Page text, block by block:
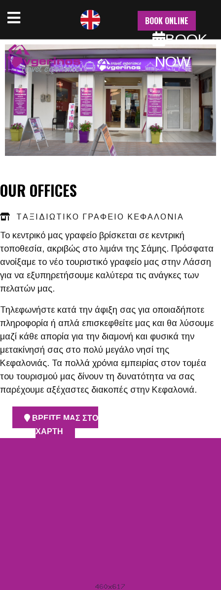
BOOK ONLINE
BOOK
NOW
OUR OFFICES
ΤAΞΙΔΙΩΤΙΚΟ ΓΡΑΦΕΙΟ ΚΕΦΑΛΟΝΙΑ
Το κεντρικό μας γραφείο βρίσκεται σε κεντρική
τοποθεσία, ακριβώς στο λιμάνι της Σάμης. Πρόσφατα
ανοίξαμε το νέο τουριστικό γραφείο μας στην Λάσση
για να εξυπηρετήσουμε καλύτερα τις ανάγκες των
πελατών μας.
Τηλεφωνήστε κατά την άφιξη σας για οποιαδήποτε
πληροφορία ή απλά επισκεφθείτε μας και θα λύσουμε
μαζί κάθε απορία για την διαμονή και φυσικά την
μετακίνησή σας στο πολύ μεγάλο νησί της
Κεφαλονιάς. Τα πολλά χρόνια εμπειρίας στον τομέα
του τουρισμού μας δίνουν τη δυνατότητα να σας
παρέχουμε αξέχαστες διακοπές στην Κεφαλονιά.
ΒΡΕΙΤΕ ΜΑΣ ΣΤΟ
ΧΑΡΤΗ